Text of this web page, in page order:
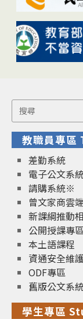
Search
for:
教職員專區
差勤系統
電子公文系
請購系統※
曾文家商雲
新課綱推動
公開授課專
本土語課程
資通安全維
ODF專區
舊版公文系
學生專區